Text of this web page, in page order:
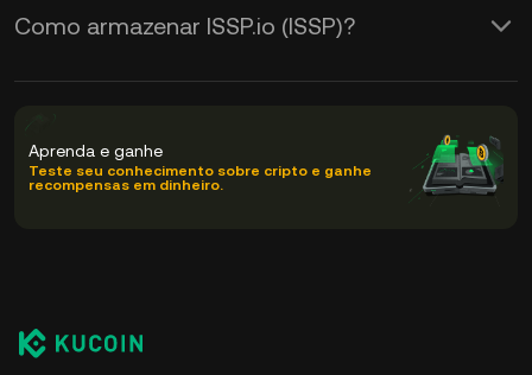
Como armazenar ISSP.io (ISSP)?
Aprenda e ganhe
Teste seu conhecimento sobre cripto e ganhe
recompensas em dinheiro.